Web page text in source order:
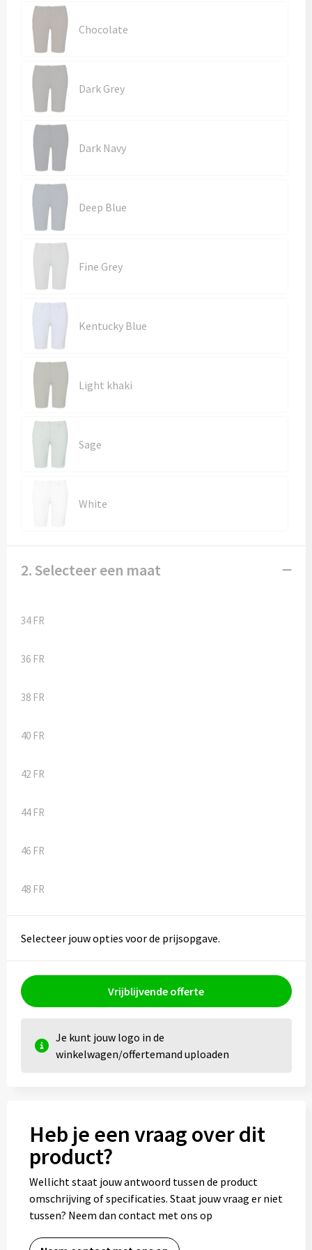
Kledingaccessoires
Ondergoed, Sokken en Nachtkleding
Vesten
Bivakmuts test
Chocolate
Dark Grey
Dark Navy
Deep Blue
Fine Grey
Kentucky Blue
Light khaki
Sage
White
2. Selecteer een maat
34 FR
36 FR
38 FR
40 FR
42 FR
44 FR
46 FR
48 FR
Selecteer jouw opties voor de prijsopgave.
Vrijblijvende offerte
Je kunt jouw logo in de
winkelwagen/offertemand uploaden
Heb je een vraag over dit
product?
Wellicht staat jouw antwoord tussen de product
omschrijving of specificaties. Staat jouw vraag er niet
tussen? Neem dan contact met ons op